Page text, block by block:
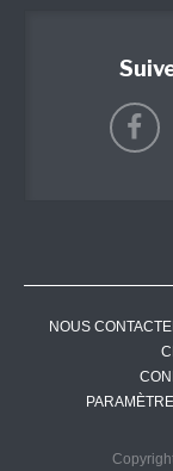
NOUS